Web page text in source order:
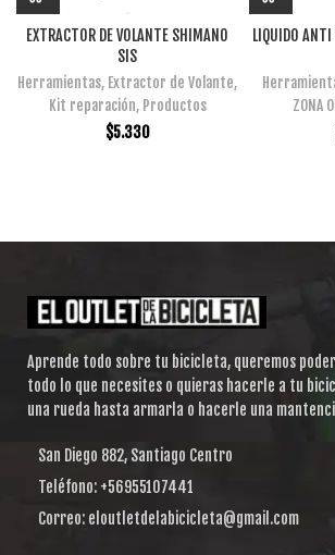
EXTRACTOR DE VOLANTE SHIMANO
SIS
Herramientas, Extractor de Volante,
Kit reparación, Productos
$5.330
LIQUIDO
ZONA
Aprende todo sobre tu bicicleta, queremos
todo lo que necesites o quieras hacerle a tu
una rueda hasta armarla o hacerle una
San Diego 882, Santiago Centro
Teléfono: +56955107441
Correo: eloutletdelabicicleta@gmail.com